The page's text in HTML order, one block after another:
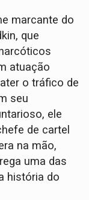
marcante do
que
atuação
o tráfico de
seu
ele
de cartel
na mão,
uma das
história do